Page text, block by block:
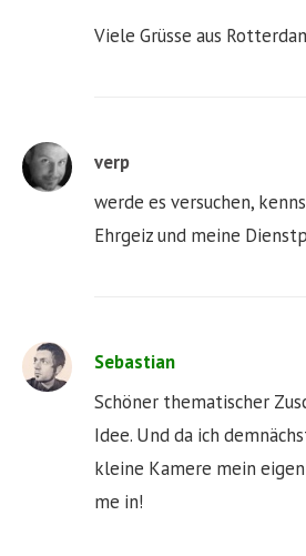
Viele Grüsse aus
verp
werde es versuchen,
Ehrgeiz und meine
Sebastian
Schöner thematischer
Idee. Und da ich
kleine Kamere mein
me in!